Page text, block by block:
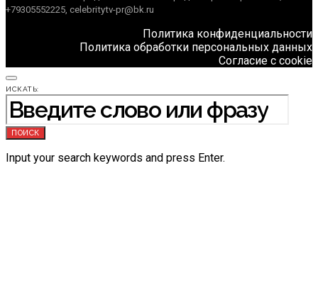
+79305552225, celebritytv-pr@bk.ru
Политика конфиденциальности
Политика обработки персональных данных
Согласие с cookie
ИСКАТЬ:
ПОИСК
Input your search keywords and press Enter.